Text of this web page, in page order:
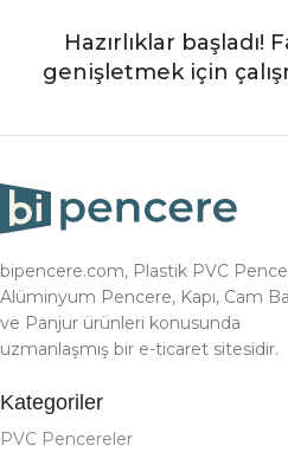
Hazırlıklar başladı!
genişletmek için
bipencere.com, Plastik PVC
Alüminyum Pencere, Kapı, Cam
ve Panjur ürünleri konusunda
uzmanlaşmış bir e-ticaret sitesidir.
Kategoriler
PVC Pencereler